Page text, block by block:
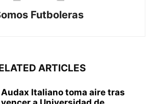
Futboleras
ARTICLES
Audax Italiano toma aire tras